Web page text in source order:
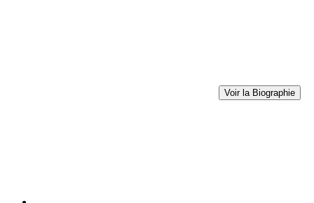
Voir la Biographie